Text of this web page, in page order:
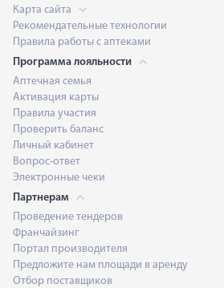
Карта сайта
Рекомендательные технологии
Правила работы с аптеками
Программа лояльности
Аптечная семья
Активация карты
Правила участия
Проверить баланс
Личный кабинет
Вопрос-ответ
Электронные чеки
Партнерам
Проведение тендеров
Франчайзинг
Портал производителя
Предложите нам площади в аренду
Отбор поставщиков